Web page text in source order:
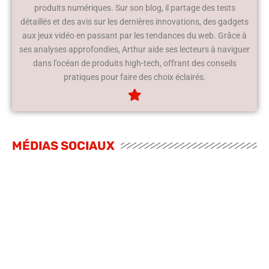
produits numériques. Sur son blog, il partage des tests
détaillés et des avis sur les dernières innovations, des gadgets
aux jeux vidéo en passant par les tendances du web. Grâce à
ses analyses approfondies, Arthur aide ses lecteurs à naviguer
dans l’océan de produits high-tech, offrant des conseils
pratiques pour faire des choix éclairés.
MÉDIAS SOCIAUX